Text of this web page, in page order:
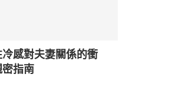
感對夫妻關係的衝
指南